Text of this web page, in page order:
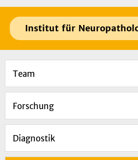
Institut für
Team
Forschung
Diagnostik